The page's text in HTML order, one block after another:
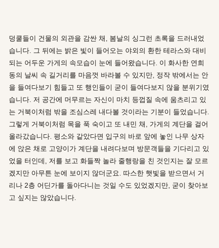
덩쿨들이 건물의 외관을 감싼 채, 봄날의 싱그런 초록을 드러내었
습니다. 그 뒤에는 밝은 빛이 들어오는 야외의 환한 테라스와 대비
되는 어두운 가게의 속모습이 눈에 들어왔습니다. 이 화사한 연희
동의 날씨 속 길거리를 마음껏 바라볼 수 있지만, 정작 밖에서는 안
을 들여다보기 힘들고 또 행인들이 굳이 들여다보지 않을 분위기였
습니다. 저 공간에 머무르는 자신이 마치 등껍질 속에 움츠리고 있
는 거북이처럼 밖을 조심스레 내다볼 것이라는 기분이 들었습니다.
그렇게 거북이처럼 목을 푹 숙이고 또 내민 채, 가게의 계단을 걸어
올라갔습니다. 평소와 같았다면 입구의 바로 앞에 놓인 나무 상자
에 앉은 채로 고양이가 계단을 내려다보며 방문객들을 기다리고 있
었을 터인데, 저를 보고 화들짝 놀라 줄행랑을 친 것인지는 잘 모르
겠지만 아무튼 눈에 보이지 않더군요. 따스한 햇빛을 받으면서 거
리나 2층 어딘가를 돌아다니는 것일 수도 있었겠지만, 굳이 찾아보
고 싶지는 않았습니다.